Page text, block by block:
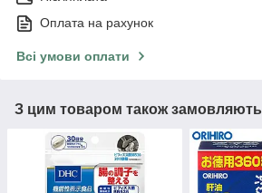
Оплата на рахунок
Всі умови оплати
З цим товаром також замовляють